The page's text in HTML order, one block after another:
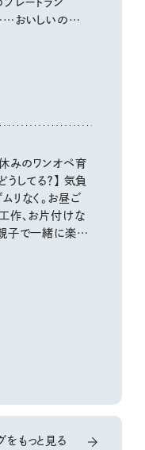
レートラン
おいしいのんび
休みのワンオペ育
うしてる？】 気負
リなく。お昼ご
作、お片付けな
親子で一緒に楽し
をもっと見る